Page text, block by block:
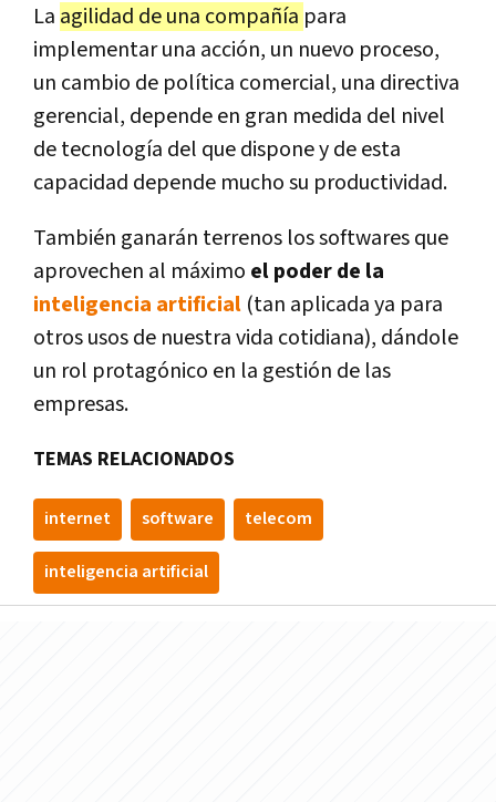
La agilidad de una compañía para
implementar una acción, un nuevo proceso,
un cambio de política comercial, una directiva
gerencial, depende en gran medida del nivel
de tecnología del que dispone y de esta
capacidad depende mucho su productividad.
También ganarán terrenos los softwares que
aprovechen al máximo el poder de la
inteligencia artificial (tan aplicada ya para
otros usos de nuestra vida cotidiana), dándole
un rol protagónico en la gestión de las
empresas.
TEMAS RELACIONADOS
internet software telecom
inteligencia artificial